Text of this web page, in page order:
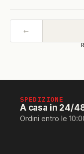
←
SPEDIZIONE
A casa in 24/
Ordini entro le